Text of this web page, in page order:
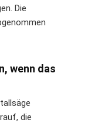
Die
wenn das
die